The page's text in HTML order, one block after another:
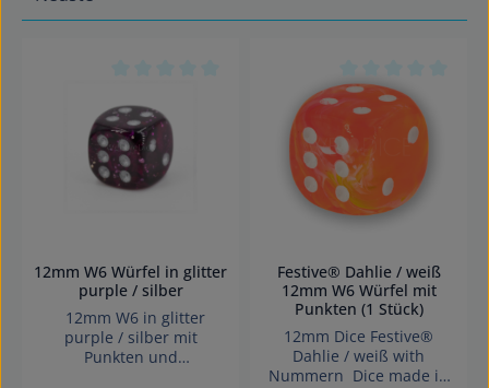
Durchschnittliche Bewertung von 0 von 5
12mm W6 Würfel in glitter
purple / silber
12mm W6 in glitter
purple / silber mit
Punkten und
Durchschnittliche
Festive® Dahlie / weiß
12mm W6 Würfel mit
Punkten (1 Stück)
12mm Dice Festive®
Dahlie / weiß with
Nummern Dice made in